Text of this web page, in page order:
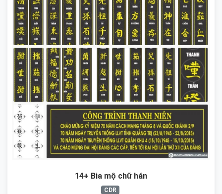
14+ Bia mộ chữ hán
CDR